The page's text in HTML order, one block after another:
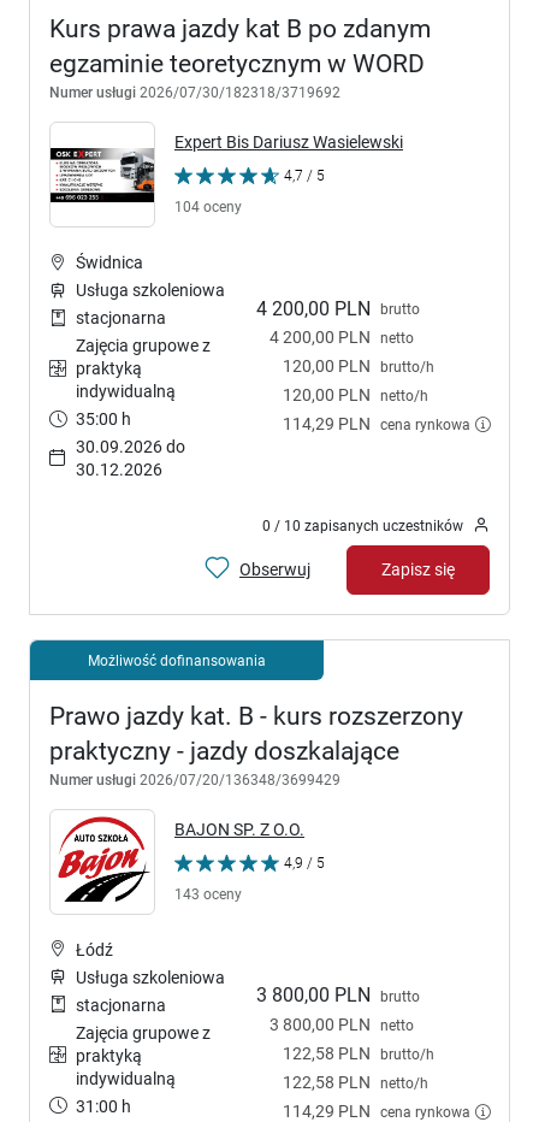
Kurs prawa jazdy kat B po zdanym
egzaminie teoretycznym w WORD
Numer usługi 2026/07/30/182318/3719692
Expert Bis Dariusz Wasielewski
4,7 / 5
104 oceny
4 200,00 PLN brutto
4 200,00 PLN netto
120,00 PLN brutto/h
120,00 PLN netto/h
114,29 PLN cena rynkowa
Świdnica
Usługa szkoleniowa
stacjonarna
Zajęcia grupowe z
praktyką
indywidualną
35:00 h
30.09.2026 do
30.12.2026
0 / 10 zapisanych uczestników
Obserwuj Zapisz się
Możliwość dofinansowania
Prawo jazdy kat. B - kurs rozszerzony
praktyczny - jazdy doszkalające
Numer usługi 2026/07/20/136348/3699429
BAJON SP. Z O.O.
4,9 / 5
143 oceny
3 800,00 PLN brutto
3 800,00 PLN netto
122,58 PLN brutto/h
122,58 PLN netto/h
114,29 PLN cena rynkowa
Łódź
Usługa szkoleniowa
stacjonarna
Zajęcia grupowe z
praktyką
indywidualną
31:00 h